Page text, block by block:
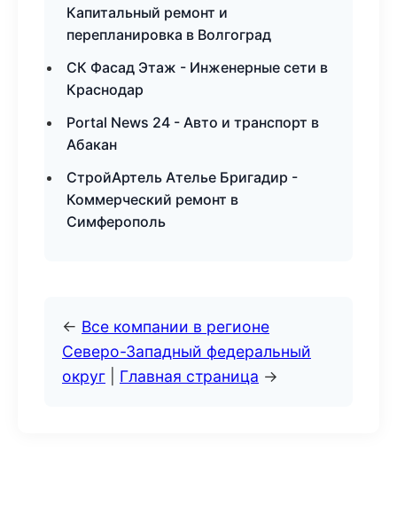
Капитальный ремонт и
перепланировка в Волгоград
СК Фасад Этаж - Инженерные сети в
Краснодар
Portal News 24 - Авто и транспорт в
Абакан
СтройАртель Ателье Бригадир -
Коммерческий ремонт в
Симферополь
← Все компании в регионе
Северо-Западный федеральный
округ
Главная страница →